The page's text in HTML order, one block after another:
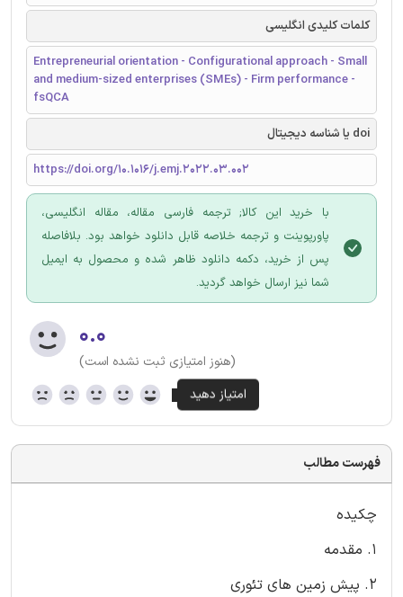
کلمات کلیدی انگلیسی
Entrepreneurial orientation - Configurational approach - Small
and medium-sized enterprises (SMEs) - Firm performance -
fsQCA
doi یا شناسه دیجیتال
https://doi.org/10.1016/j.emj.2022.03.002
با خرید این کالا; ترجمه فارسی مقاله، مقاله انگلیسی،
پاورپوینت و ترجمه خلاصه قابل دانلود خواهد بود. بلافاصله
پس از خرید، دکمه دانلود ظاهر شده و محصول به ایمیل
شما نیز ارسال خواهد گردید.
۰.۰
(هنوز امتیازی ثبت نشده است)
فهرست مطالب
چکیده
1. مقدمه
2. پیش زمین های تئوری